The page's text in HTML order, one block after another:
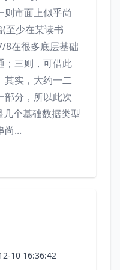
则市面上似乎尚
至少在某读书
8在很多底层基础
；三则，可借此
其实，大约一二
部分，所以此次
个基础数据类型
尚...
10 16:36:42